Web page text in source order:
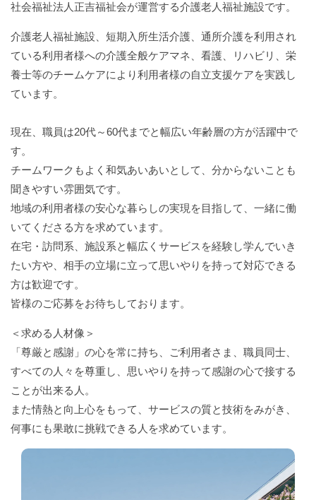
社会福祉法人正吉福祉会が運営する介護老人福祉施設です。
介護老人福祉施設、短期入所生活介護、通所介護を利用され
ている利用者様への介護全般ケアマネ、看護、リハビリ、栄
養士等のチームケアにより利用者様の自立支援ケアを実践し
ています。
現在、職員は20代～60代までと幅広い年齢層の方が活躍中で
す。
チームワークもよく和気あいあいとして、分からないことも
聞きやすい雰囲気です。
地域の利用者様の安心な暮らしの実現を目指して、一緒に働
いてくださる方を求めています。
在宅・訪問系、施設系と幅広くサービスを経験し学んでいき
たい方や、相手の立場に立って思いやりを持って対応できる
方は歓迎です。
皆様のご応募をお待ちしております。
＜求める人材像＞
「尊厳と感謝」の心を常に持ち、ご利用者さま、職員同士、
すべての人々を尊重し、思いやりを持って感謝の心で接する
ことが出来る人。
また情熱と向上心をもって、サービスの質と技術をみがき、
何事にも果敢に挑戦できる人を求めています。